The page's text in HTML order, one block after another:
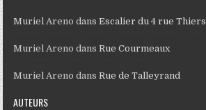
Muriel Areno dansEscalier du 4 rue Thiers
Muriel Areno dansRue Courmeaux
Muriel Areno dansRue de Talleyrand
AUTEURS